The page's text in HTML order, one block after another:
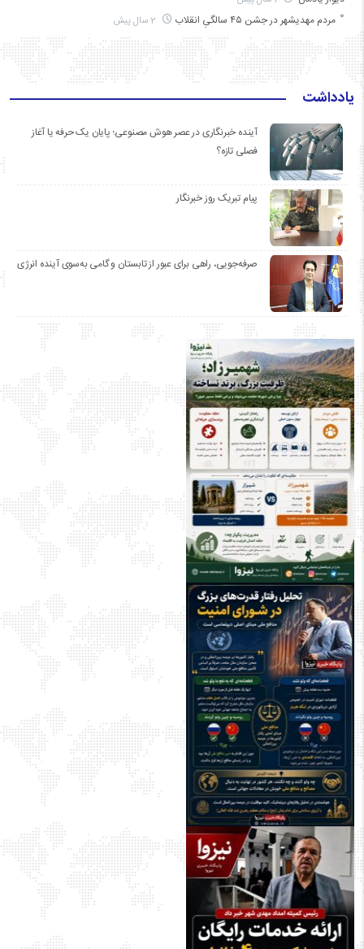
مردم مهدیشهر در جشن ۴۵ سالگیِ انقلاب
یادداشت
آینده خبرنگاری در عصر هوش مصنوعی؛ پایان یک حرفه یا آغاز
فصلی تازه؟
پیام تبریک روز خبرنگار
صرفه‌جویی، راهی برای عبور از تابستان و گامی به‌سوی آینده انرژی